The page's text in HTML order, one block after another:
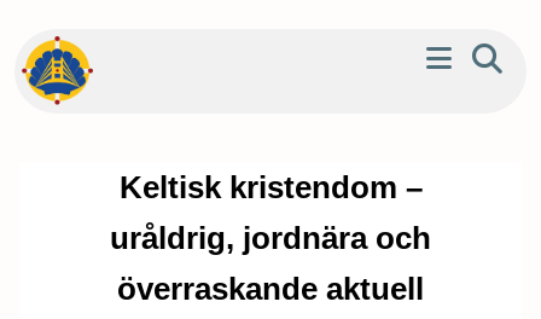
Keltisk kristendom –
uråldrig, jordnära och
överraskande aktuell